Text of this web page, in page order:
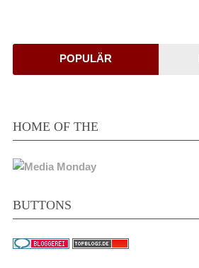
POPULÄR
HOME OF THE
BUTTONS